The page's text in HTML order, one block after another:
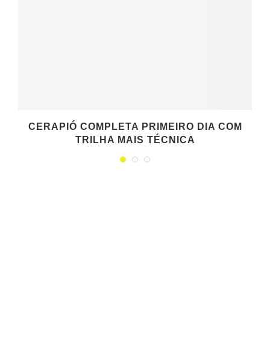
CERAPIÓ COMPLETA PRIMEIRO DIA COM
TRILHA MAIS TÉCNICA